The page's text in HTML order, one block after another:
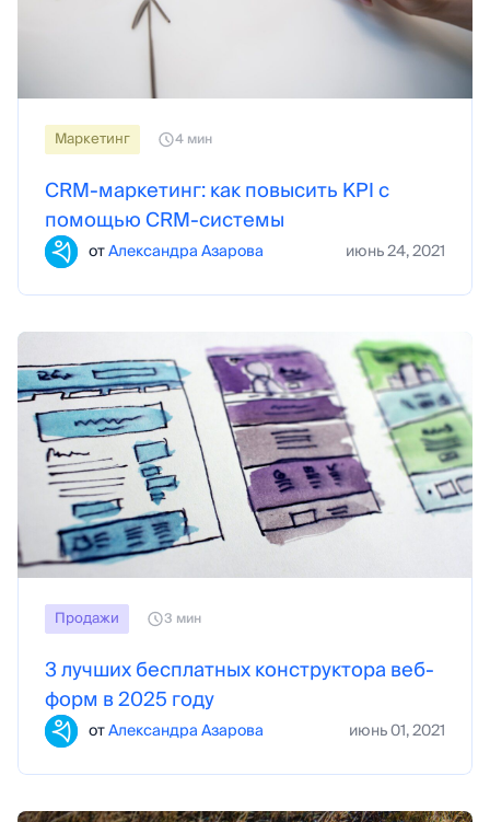
Маркетинг 4 мин
CRM-маркетинг: как повысить KPI с
помощью CRM-системы
отАлександра Азарова июнь 24, 2021
Продажи 3 мин
3 лучших бесплатных конструктора веб-
форм в 2025 году
отАлександра Азарова июнь 01, 2021